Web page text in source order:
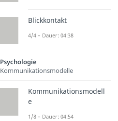
Blickkontakt
4/4 – Dauer: 04:38
Psychologie
Kommunikationsmodelle
Kommunikationsmodell
e
1/8 – Dauer: 04:54